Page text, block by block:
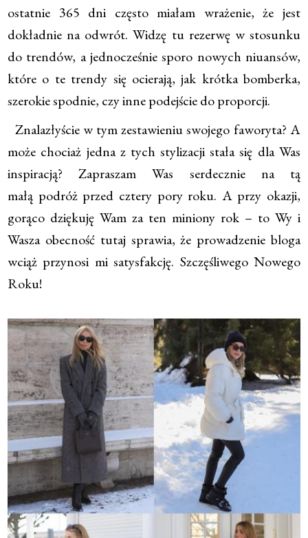
ostatnie 365 dni często miałam wrażenie, że jest
dokładnie na odwrót. Widzę tu rezerwę w stosunku
do trendów, a jednocześnie sporo nowych niuansów,
które o te trendy się ocierają, jak krótka bomberka,
szerokie spodnie, czy inne podejście do proporcji.
Znalazłyście w tym zestawieniu swojego faworyta? A
może chociaż jedna z tych stylizacji stała się dla Was
inspiracją? Zapraszam Was serdecznie na tą
małą podróż przed cztery pory roku. A przy okazji,
gorąco dziękuję Wam za ten miniony rok – to Wy i
Wasza obecność tutaj sprawia, że prowadzenie bloga
wciąż przynosi mi satysfakcję. Szczęśliwego Nowego
Roku!